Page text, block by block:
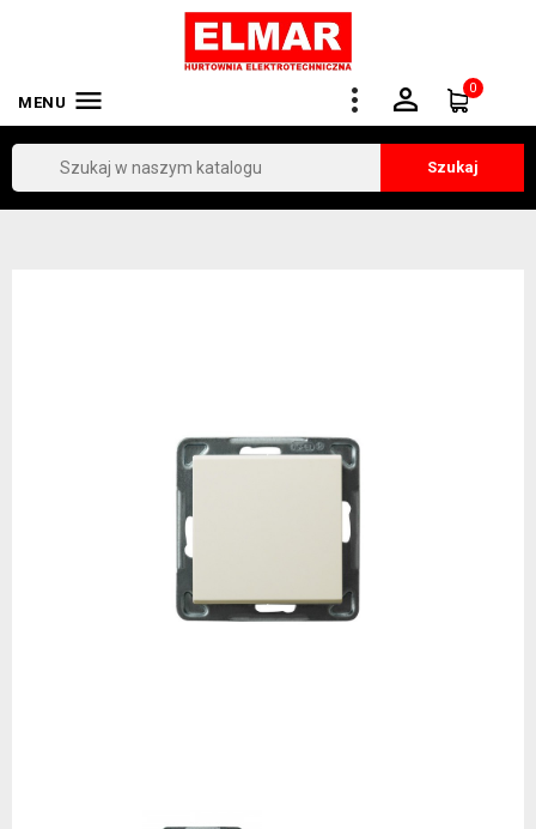
MENU  0

Szukaj